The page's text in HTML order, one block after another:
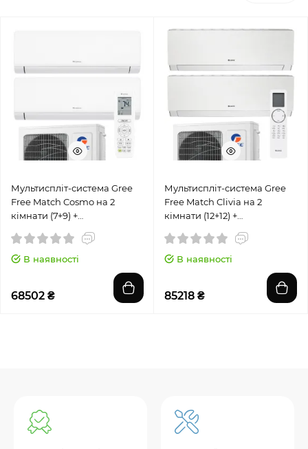
Мультиспліт-система Gree
Free Match Cosmo на 2
кімнати (7+9) +
В наявності
68502 ₴
Мультиспліт-система Gree
Free Match Clivia на 2
кімнати (12+12) +
В наявності
85218 ₴